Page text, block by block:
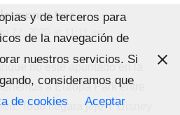
para tres
22, 2020 at 11:11 am
no este apuntado en la
a Europa Park entre
Todo llegara jeje Y Disney
y de terceros para
de la navegación de
nuestros servicios. Si
consideramos que
de cookies Aceptar